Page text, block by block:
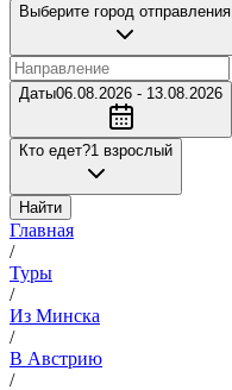
Выберите город отправления
Даты06.08.2026 - 13.08.2026
Кто едет?1 взрослый
Найти
Главная
/
Туры
/
Из Минска
/
В Австрию
/